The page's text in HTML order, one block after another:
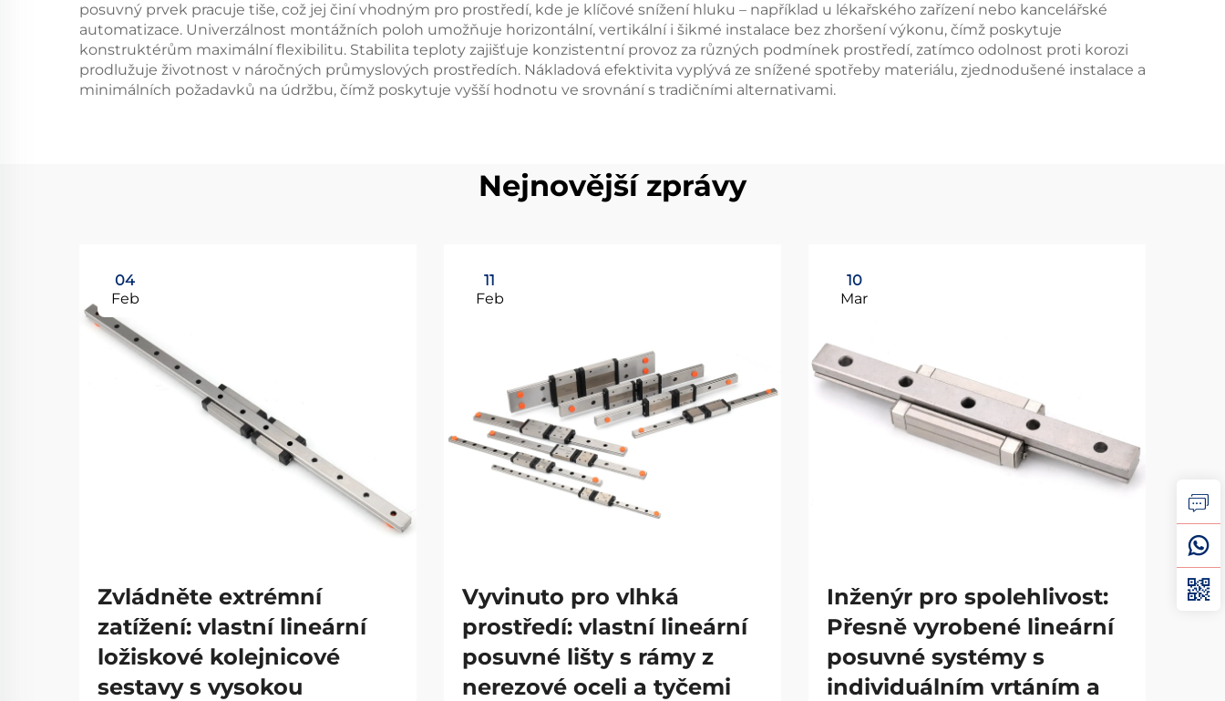
posuvný prvek pracuje tiše, což jej činí vhodným pro prostředí, kde je klíčové snížení hluku – například u lékařského zařízení nebo kancelářské
automatizace. Univerzálnost montážních poloh umožňuje horizontální, vertikální i šikmé instalace bez zhoršení výkonu, čímž poskytuje
konstruktérům maximální flexibilitu. Stabilita teploty zajišťuje konzistentní provoz za různých podmínek prostředí, zatímco odolnost proti korozi
prodlužuje životnost v náročných průmyslových prostředích. Nákladová efektivita vyplývá ze snížené spotřeby materiálu, zjednodušené instalace a
minimálních požadavků na údržbu, čímž poskytuje vyšší hodnotu ve srovnání s tradičními alternativami.
Nejnovější zprávy
04
Feb
Zvládněte extrémní
zatížení: vlastní lineární
ložiskové kolejnicové
sestavy s vysokou
11
Feb
Vyvinuto pro vlhká
prostředí: vlastní lineární
posuvné lišty s rámy z
nerezové oceli a tyčemi
10
Mar
Inženýr pro spolehlivost:
Přesně vyrobené lineární
posuvné systémy s
individuálním vrtáním a